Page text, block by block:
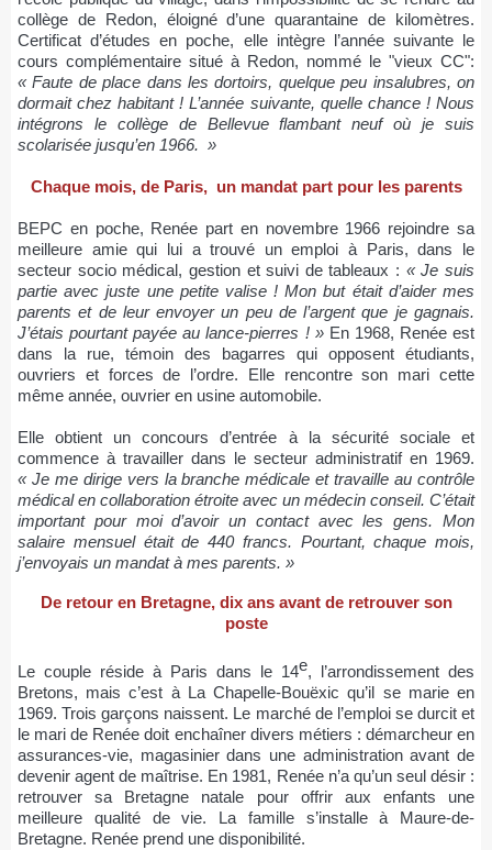
collège de Redon, éloigné d’une quarantaine de kilomètres.
Certificat d’études en poche, elle intègre l’année suivante le
cours complémentaire situé à Redon, nommé le "vieux CC":
« Faute de place dans les dortoirs, quelque peu insalubres, on
dormait chez habitant ! L’année suivante, quelle chance ! Nous
intégrons le collège de Bellevue flambant neuf où je suis
scolarisée jusqu’en 1966. »
Chaque mois, de Paris, un mandat part pour les parents
BEPC en poche, Renée part en novembre 1966 rejoindre sa
meilleure amie qui lui a trouvé un emploi à Paris, dans le
secteur socio médical, gestion et suivi de tableaux : « Je suis
partie avec juste une petite valise ! Mon but était d’aider mes
parents et de leur envoyer un peu de l’argent que je gagnais.
J’étais pourtant payée au lance-pierres ! »En 1968, Renée est
dans la rue, témoin des bagarres qui opposent étudiants,
ouvriers et forces de l’ordre. Elle rencontre son mari cette
même année, ouvrier en usine automobile.
Elle obtient un concours d’entrée à la sécurité sociale et
commence à travailler dans le secteur administratif en 1969.
« Je me dirige vers la branche médicale et travaille au contrôle
médical en collaboration étroite avec un médecin conseil. C’était
important pour moi d’avoir un contact avec les gens. Mon
salaire mensuel était de 440 francs. Pourtant, chaque mois,
j’envoyais un mandat à mes parents. »
De retour en Bretagne, dix ans avant de retrouver son
poste
Le couple réside à Paris dans le 14e, l’arrondissement des
Bretons, mais c’est à La Chapelle-Bouëxic qu’il se marie en
1969. Trois garçons naissent. Le marché de l’emploi se durcit et
le mari de Renée doit enchaîner divers métiers : démarcheur en
assurances-vie, magasinier dans une administration avant de
devenir agent de maîtrise. En 1981, Renée n’a qu’un seul désir :
retrouver sa Bretagne natale pour offrir aux enfants une
meilleure qualité de vie. La famille s’installe à Maure-de-
Bretagne. Renée prend une disponibilité.